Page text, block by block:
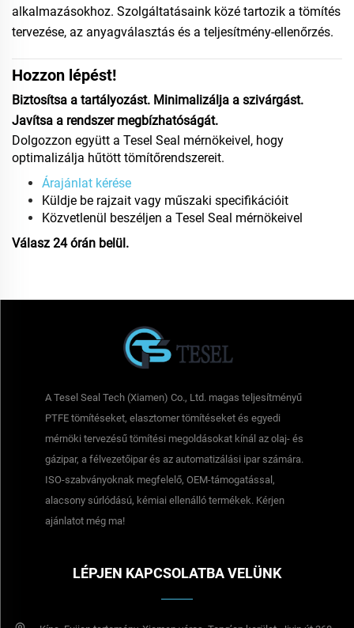
alkalmazásokhoz. Szolgáltatásaink közé tartozik a tömítés
tervezése, az anyagválasztás és a teljesítmény-ellenőrzés.
Hozzon lépést!
Biztosítsa a tartályozást. Minimalizálja a szivárgást.
Javítsa a rendszer megbízhatóságát.
Dolgozzon együtt a Tesel Seal mérnökeivel, hogy
optimalizálja hűtött tömítőrendszereit.
Árajánlat kérése
Küldje be rajzait vagy műszaki specifikációit
Közvetlenül beszéljen a Tesel Seal mérnökeivel
Válasz 24 órán belül.
A Tesel Seal Tech (Xiamen) Co., Ltd. magas teljesítményű
PTFE tömítéseket, elasztomer tömítéseket és egyedi
mérnöki tervezésű tömítési megoldásokat kínál az olaj- és
gázipar, a félvezetőipar és az automatizálási ipar számára.
ISO-szabványoknak megfelelő, OEM-támogatással,
alacsony súrlódású, kémiai ellenálló termékek. Kérjen
ajánlatot még ma!
LÉPJEN KAPCSOLATBA VELÜNK